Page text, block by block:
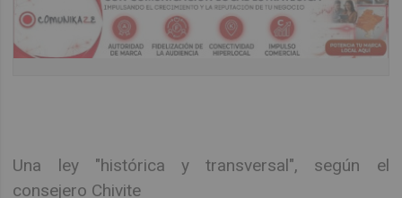
Una ley "histórica y transversal", según el
consejero Chivite